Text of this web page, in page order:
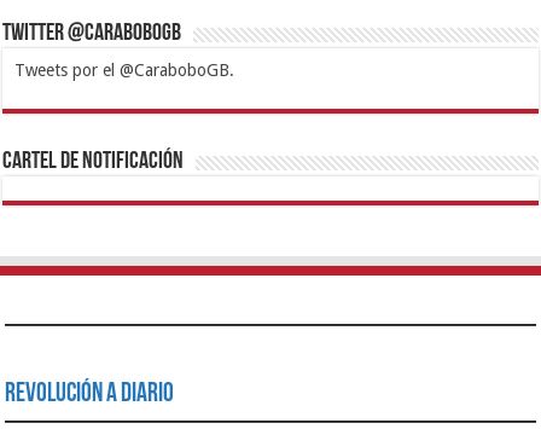
Twitter @CaraboboGB
Tweets por el @CaraboboGB.
1xbetBetturkeyBetistKralbetSupertotobetTipobetMatadorbetMariobet
https://mvbcasino.com/
Cartel de Notificación
Revolución a Diario